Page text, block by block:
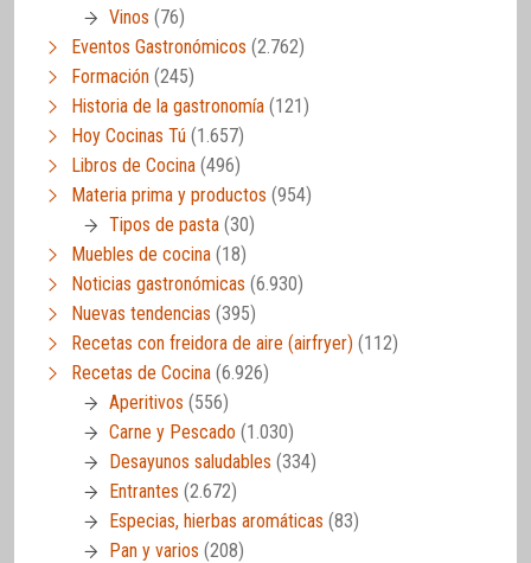
Vinos (76)
Eventos Gastronómicos (2.762)
Formación (245)
Historia de la gastronomía (121)
Hoy Cocinas Tú (1.657)
Libros de Cocina (496)
Materia prima y productos (954)
Tipos de pasta (30)
Muebles de cocina (18)
Noticias gastronómicas (6.930)
Nuevas tendencias (395)
Recetas con freidora de aire (airfryer) (112)
Recetas de Cocina (6.926)
Aperitivos (556)
Carne y Pescado (1.030)
Desayunos saludables (334)
Entrantes (2.672)
Especias, hierbas aromáticas (83)
Pan y varios (208)